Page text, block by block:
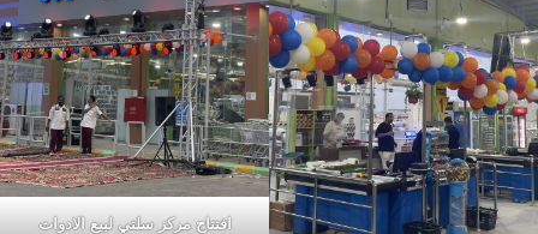
افتتاح مركز سلتي لبيع الادوات